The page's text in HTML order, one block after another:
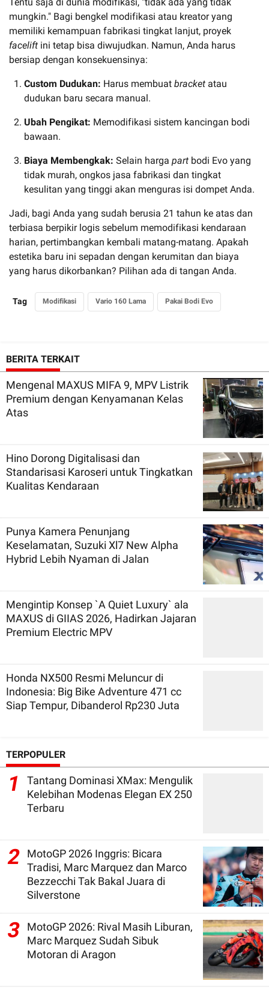
mungkin." Bagi bengkel modifikasi atau kreator yang
memiliki kemampuan fabrikasi tingkat lanjut, proyek
facelift ini tetap bisa diwujudkan. Namun, Anda harus
bersiap dengan konsekuensinya:
Custom Dudukan: Harus membuat bracket atau
dudukan baru secara manual.
Ubah Pengikat: Memodifikasi sistem kancingan bodi
bawaan.
Biaya Membengkak: Selain harga part bodi Evo yang
tidak murah, ongkos jasa fabrikasi dan tingkat
kesulitan yang tinggi akan menguras isi dompet Anda.
Jadi, bagi Anda yang sudah berusia 21 tahun ke atas dan
terbiasa berpikir logis sebelum memodifikasi kendaraan
harian, pertimbangkan kembali matang-matang. Apakah
estetika baru ini sepadan dengan kerumitan dan biaya
yang harus dikorbankan? Pilihan ada di tangan Anda.
Tag Modifikasi Vario 160 Lama Pakai Bodi Evo
BERITA TERKAIT
Mengenal MAXUS MIFA 9, MPV Listrik
Premium dengan Kenyamanan Kelas
Atas
Hino Dorong Digitalisasi dan
Standarisasi Karoseri untuk Tingkatkan
Kualitas Kendaraan
Punya Kamera Penunjang
Keselamatan, Suzuki Xl7 New Alpha
Hybrid Lebih Nyaman di Jalan
Mengintip Konsep `A Quiet Luxury` ala
MAXUS di GIIAS 2026, Hadirkan Jajaran
Premium Electric MPV
Honda NX500 Resmi Meluncur di
Indonesia: Big Bike Adventure 471 cc
Siap Tempur, Dibanderol Rp230 Juta
TERPOPULER
1
Tantang Dominasi XMax: Mengulik
Kelebihan Modenas Elegan EX 250
Terbaru
2
MotoGP 2026 Inggris: Bicara
Tradisi, Marc Marquez dan Marco
Bezzecchi Tak Bakal Juara di
Silverstone
3
MotoGP 2026: Rival Masih Liburan,
Marc Marquez Sudah Sibuk
Motoran di Aragon